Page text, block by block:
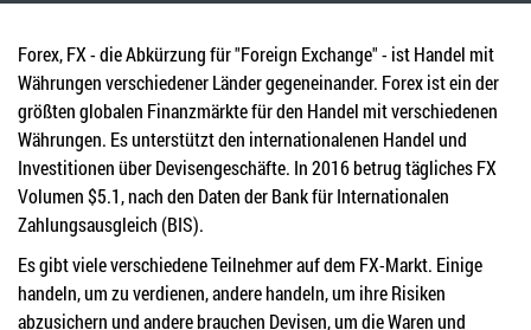
Forex, FX - die Abkürzung für "Foreign Exchange" - ist Handel mit
Währungen verschiedener Länder gegeneinander. Forex ist ein der
größten globalen Finanzmärkte für den Handel mit verschiedenen
Währungen. Es unterstützt den internationalenen Handel und
Investitionen über Devisengeschäfte. In 2016 betrug tägliches FX
Volumen $5.1, nach den Daten der Bank für Internationalen
Zahlungsausgleich (BIS).
Es gibt viele verschiedene Teilnehmer auf dem FX-Markt. Einige
handeln, um zu verdienen, andere handeln, um ihre Risiken
abzusichern und andere brauchen Devisen, um die Waren und